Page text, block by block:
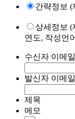
간략정보 (
상세정보 (
연도, 작성언
수신자 이메일
발신자 이메일
제목
메모